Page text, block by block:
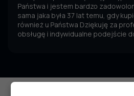
Państwa i jestem bardzo
sama jaka była 37 lat temu, gdy
również u Państwa Dziękuję za
obsługę i indywidualne podejście